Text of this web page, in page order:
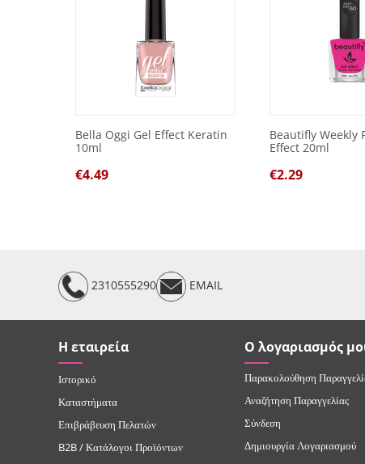
Bella Oggi Gel Effect Keratin
10ml
€4.49
Beautifly Weekly
Effect 20ml
€2.29
2310555290 EMAIL
Η εταιρεία
Ιστορικό
Καταστήματα
Επιβράβευση Πελατών
B2B / Κατάλογοι Προϊόντων
Ο λογαριασμός
Παρακολούθηση
Αναζήτηση Παραγγελίας
Σύνδεση
Δημιουργία Λογαριασμού